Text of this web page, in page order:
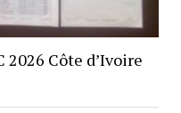
Côte d’Ivoire